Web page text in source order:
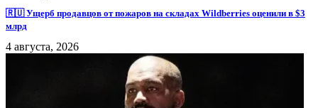
🇷🇺 Ущерб продавцов от пожаров на складах Wildberries оценили в $3
млрд
4 августа, 2026